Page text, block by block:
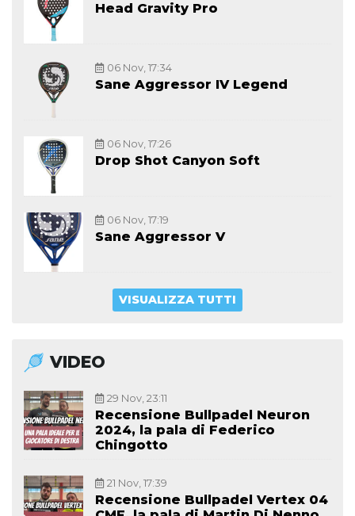
Head Gravity Pro
06 Nov, 17:34
Sane Aggressor IV Legend
06 Nov, 17:26
Drop Shot Canyon Soft
06 Nov, 17:19
Sane Aggressor V
VISUALIZZA TUTTI
VIDEO
29 Nov, 23:11
Recensione Bullpadel Neuron
2024, la pala di Federico
Chingotto
21 Nov, 17:39
Recensione Bullpadel Vertex 04